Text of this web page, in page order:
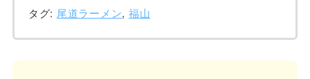
タグ: 尾道ラーメン, 福山